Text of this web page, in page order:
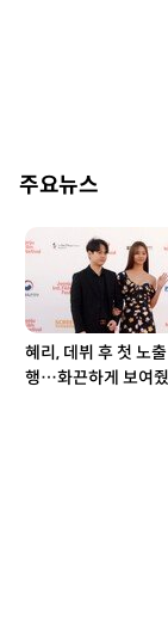
주요뉴스
혜리, 데뷔 후 첫 노
행…화끈하게 보여